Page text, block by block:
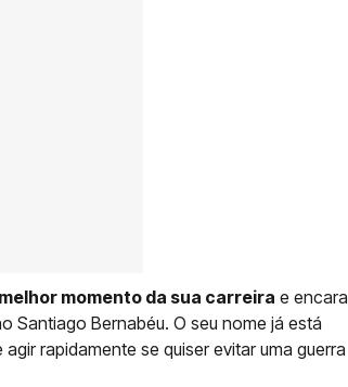
momento da sua carreira e encara
Santiago Bernabéu. O seu nome já está
rapidamente se quiser evitar uma guerra